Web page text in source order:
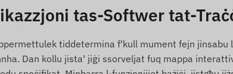
jitneħħa mill-wiċċ tal-metall imwaħħal.
żona magħżula jew jasal fiha (POI).
tas-Softwer tat-
tiddetermina f'kull mument fejn
Dan kollu jista' jiġi ssorveljat fuq mappa